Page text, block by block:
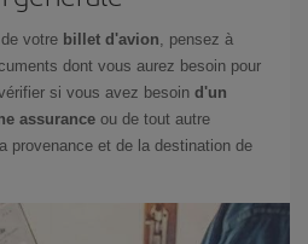
votre billet d'avion, pensez à
dont vous aurez besoin pour
si vous avez besoin d'un
assurance ou de tout autre
provenance et de la destination de